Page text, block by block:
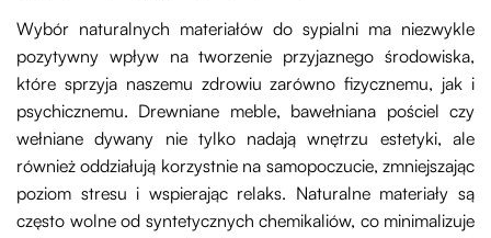
Wybór naturalnych materiałów do sypialni ma niezwykle
pozytywny wpływ na tworzenie przyjaznego środowiska,
które sprzyja naszemu zdrowiu zarówno fizycznemu, jak i
psychicznemu. Drewniane meble, bawełniana pościel czy
wełniane dywany nie tylko nadają wnętrzu estetyki, ale
również oddziałują korzystnie na samopoczucie, zmniejszając
poziom stresu i wspierając relaks. Naturalne materiały są
często wolne od syntetycznych chemikaliów, co minimalizuje